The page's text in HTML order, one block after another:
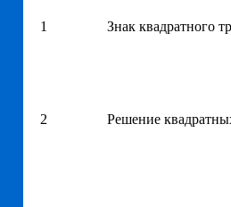
1 Знак квадратного
2 Решение